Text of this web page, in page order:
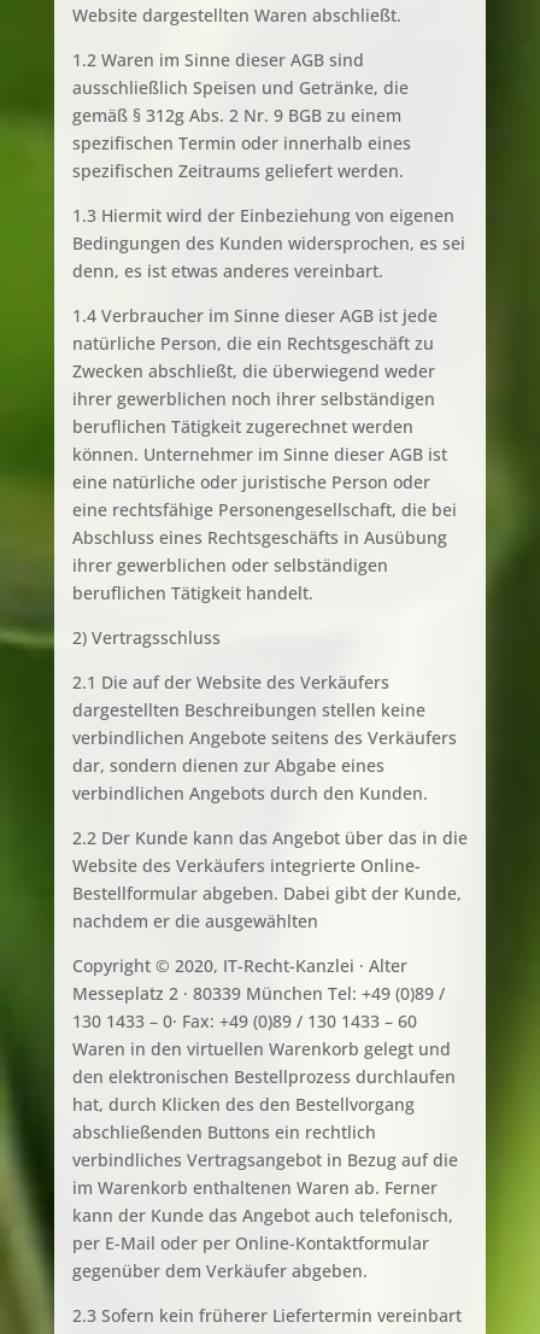
Website dargestellten Waren abschließt.
1.2 Waren im Sinne dieser AGB sind
ausschließlich Speisen und Getränke, die
gemäß § 312g Abs. 2 Nr. 9 BGB zu einem
spezifischen Termin oder innerhalb eines
spezifischen Zeitraums geliefert werden.
1.3 Hiermit wird der Einbeziehung von eigenen
Bedingungen des Kunden widersprochen, es sei
denn, es ist etwas anderes vereinbart.
1.4 Verbraucher im Sinne dieser AGB ist jede
natürliche Person, die ein Rechtsgeschäft zu
Zwecken abschließt, die überwiegend weder
ihrer gewerblichen noch ihrer selbständigen
beruflichen Tätigkeit zugerechnet werden
können. Unternehmer im Sinne dieser AGB ist
eine natürliche oder juristische Person oder
eine rechtsfähige Personengesellschaft, die bei
Abschluss eines Rechtsgeschäfts in Ausübung
ihrer gewerblichen oder selbständigen
beruflichen Tätigkeit handelt.
2) Vertragsschluss
2.1 Die auf der Website des Verkäufers
dargestellten Beschreibungen stellen keine
verbindlichen Angebote seitens des Verkäufers
dar, sondern dienen zur Abgabe eines
verbindlichen Angebots durch den Kunden.
2.2 Der Kunde kann das Angebot über das in die
Website des Verkäufers integrierte Online-
Bestellformular abgeben. Dabei gibt der Kunde,
nachdem er die ausgewählten
Copyright © 2020, IT-Recht-Kanzlei · Alter
Messeplatz 2 · 80339 München Tel: +49 (0)89 /
130 1433 – 0· Fax: +49 (0)89 / 130 1433 – 60
Waren in den virtuellen Warenkorb gelegt und
den elektronischen Bestellprozess durchlaufen
hat, durch Klicken des den Bestellvorgang
abschließenden Buttons ein rechtlich
verbindliches Vertragsangebot in Bezug auf die
im Warenkorb enthaltenen Waren ab. Ferner
kann der Kunde das Angebot auch telefonisch,
per E-Mail oder per Online-Kontaktformular
gegenüber dem Verkäufer abgeben.
2.3 Sofern kein früherer Liefertermin vereinbart